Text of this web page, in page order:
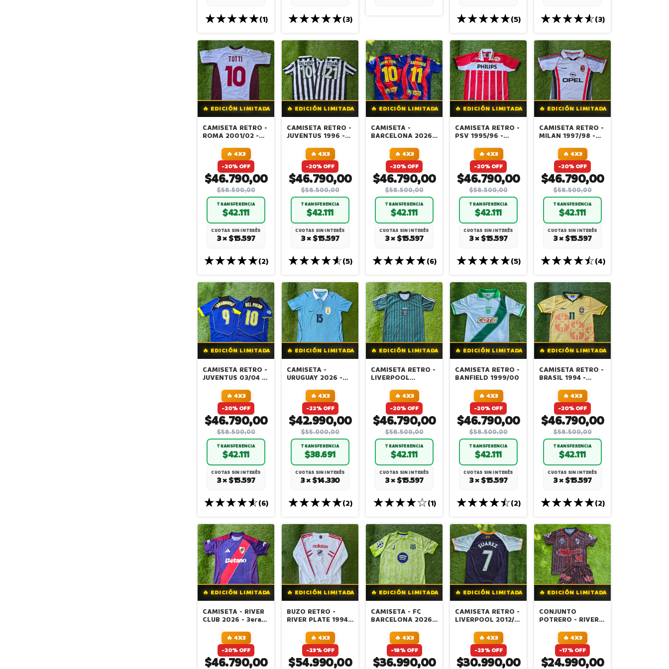
(1) (3) (5) (3)
🔥 EDICIÓN LIMITADA
CAMISETA RETRO -
ROMA 2001/02 -
TOTTI 🔥 4X3
-20% OFF
$46.790,00
$58.500,00
TRANSFERENCIA
$42.111
CUOTAS SIN INTERÉS
3 × $15.597
(2)
🔥 EDICIÓN LIMITADA
CAMISETA RETRO -
JUVENTUS 1996 -
INTERCONTINENTAL
- DEL PIERO Y
ZIDANE
🔥 4X3
-20% OFF
$46.790,00
$58.500,00
TRANSFERENCIA
$42.111
CUOTAS SIN INTERÉS
3 × $15.597
(5)
🔥 EDICIÓN LIMITADA
CAMISETA -
BARCELONA 2026 -
- YAMAL Y
RAPINHA
🔥 4X3
-20% OFF
$46.790,00
$58.500,00
TRANSFERENCIA
$42.111
CUOTAS SIN INTERÉS
3 × $15.597
(6)
🔥 EDICIÓN LIMITADA
CAMISETA RETRO -
PSV 1995/96 -
🔥 4X3
-20% OFF
$46.790,00
$58.500,00
TRANSFERENCIA
$42.111
CUOTAS SIN INTERÉS
3 × $15.597
(5)
🔥 EDICIÓN LIMITADA
CAMISETA RETRO -
MILAN 1997/98 -
🔥 4X3
-20% OFF
$46.790,00
$58.500,00
TRANSFERENCIA
$42.111
CUOTAS SIN INTERÉS
3 × $15.597
(4)
🔥 EDICIÓN LIMITADA
CAMISETA RETRO -
JUVENTUS 03/04 -
🔥 4X3
-20% OFF
$46.790,00
$58.500,00
TRANSFERENCIA
$42.111
CUOTAS SIN INTERÉS
3 × $15.597
(6)
🔥 EDICIÓN LIMITADA
CAMISETA -
URUGUAY 2026 -
VALVERDE -
VERSION JUGADOR
IMPORTADA
🔥 4X3
-22% OFF
$42.990,00
$55.000,00
TRANSFERENCIA
$38.691
CUOTAS SIN INTERÉS
3 × $14.330
(2)
🔥 EDICIÓN LIMITADA
CAMISETA RETRO -
LIVERPOOL
🔥 4X3
-20% OFF
$46.790,00
$58.500,00
TRANSFERENCIA
$42.111
CUOTAS SIN INTERÉS
3 × $15.597
(1)
🔥 EDICIÓN LIMITADA
CAMISETA RETRO -
BANFIELD 1999/00
🔥 4X3
-20% OFF
$46.790,00
$58.500,00
TRANSFERENCIA
$42.111
CUOTAS SIN INTERÉS
3 × $15.597
(2)
🔥 EDICIÓN LIMITADA
CAMISETA RETRO -
BRASIL 1994 -
🔥 4X3
-20% OFF
$46.790,00
$58.500,00
TRANSFERENCIA
$42.111
CUOTAS SIN INTERÉS
3 × $15.597
(2)
🔥 EDICIÓN LIMITADA
CAMISETA - RIVER
CLUB 2026 - 3era
QUINTERO🔥 4X3
-20% OFF
$46.790,00
🔥 EDICIÓN LIMITADA
BUZO RETRO -
RIVER PLATE 1994 -
🔥 4X3
-23% OFF
$54.990,00
🔥 EDICIÓN LIMITADA
CAMISETA - FC
BARCELONA 2026 -
🔥 4X3
-18% OFF
$36.990,00
🔥 EDICIÓN LIMITADA
CAMISETA RETRO -
LIVERPOOL 2012/13
- SUAREZ🔥 4X3
-23% OFF
$30.990,00
🔥 EDICIÓN LIMITADA
CONJUNTO
POTRERO - RIVER
🔥 4X3
-17% OFF
$24.990,00